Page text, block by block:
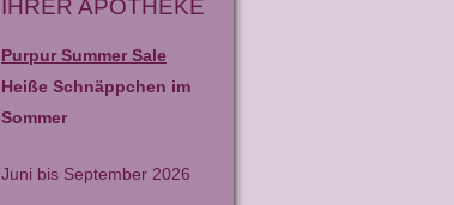
IHRER APOTHEKE
Purpur Summer Sale
Heiße Schnäppchen im
Sommer
Juni bis September 2026